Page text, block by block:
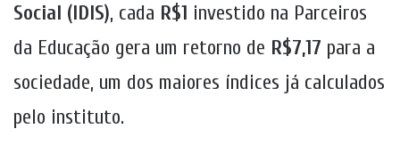
Social (IDIS), cada R$1 investido na Parceiros
da Educação gera um retorno de R$7,17 para a
sociedade, um dos maiores índices já calculados
pelo instituto.